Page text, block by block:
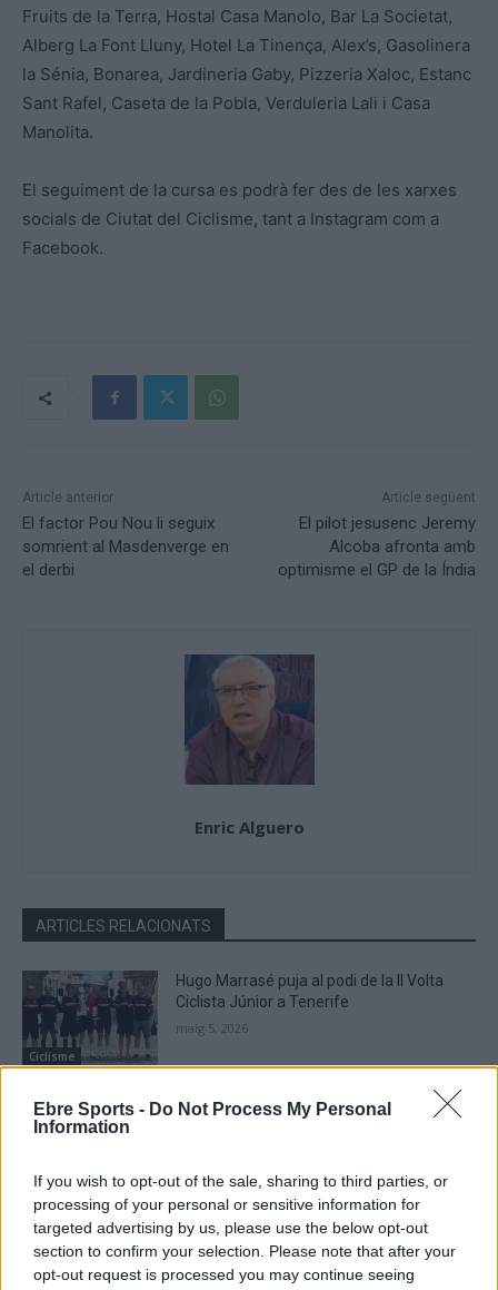
Ebre Sports - Do Not Process My Personal
Information
If you wish to opt-out of the sale, sharing to third parties, or
processing of your personal or sensitive information for
targeted advertising by us, please use the below opt-out
section to confirm your selection. Please note that after your
opt-out request is processed you may continue seeing
Fruits de la Terra, Hostal Casa Manolo, Bar La Societat,
Alberg La Font Lluny, Hotel La Tinença, Alex’s, Gasolinera
la Sénia, Bonarea, Jardineria Gaby, Pizzeria Xaloc, Estanc
Sant Rafel, Caseta de la Pobla, Verduleria Lali i Casa
Manolita.
El seguiment de la cursa es podrà fer des de les xarxes
socials de Ciutat del Ciclisme, tant a Instagram com a
Facebook.
Article anterior
El factor Pou Nou li seguix
somrient al Masdenverge en
el derbi
Article següent
El pilot jesusenc Jeremy
Alcoba afronta amb
optimisme el GP de la Índia
Enric Alguero
ARTICLES RELACIONATS
Ciclisme
Hugo Marrasé puja al podi de la II Volta
Ciclista Júnior a Tenerife
maig 5, 2026
Ciclisme
Edu Prades afegeix més punts UCI a la
Hugo Marrasé s’imposa a Puigverd en el
Trofeu Júnior de la Copa Catalana
abril 21, 2026